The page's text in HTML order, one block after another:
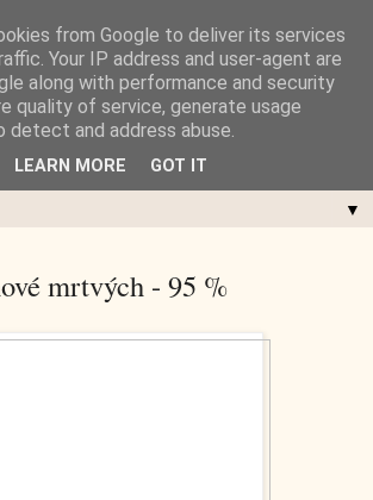
▼
mrtvých - 95 %
from Google to deliver its services
Your IP address and user-agent are
along with performance and security
quality of service, generate usage
and address abuse.
LEARN MORE GOT IT